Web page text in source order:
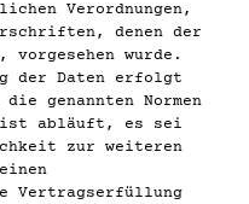
Verordnungen,
denen der
wurde.
der Daten erfolgt
genannten Normen
abläuft, es sei
zur weiteren
Vertragserfüllung